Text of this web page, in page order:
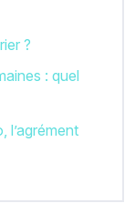
?
: quel
l’agrément